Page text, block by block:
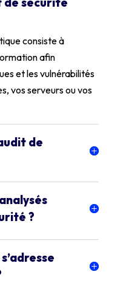
consiste à
afin
et les vulnérabilités
vos serveurs ou vos
de
?